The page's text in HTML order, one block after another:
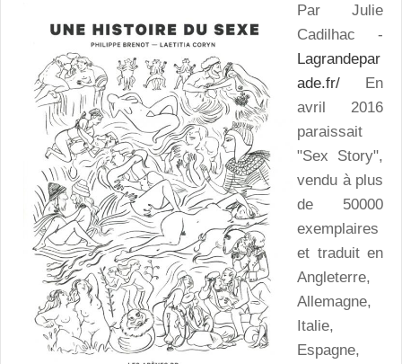
Par Julie
Cadilhac -
Lagrandepar
ade.fr/ En
avril 2016
paraissait
"Sex Story",
vendu à plus
de 50000
exemplaires
et traduit en
Angleterre,
Allemagne,
Italie,
Espagne,